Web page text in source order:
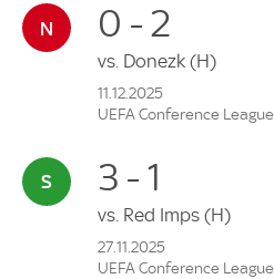
0 - 2
vs. Donezk (H)
11.12.2025
UEFA Conference League
3 - 1
vs. Red Imps (H)
27.11.2025
UEFA Conference League